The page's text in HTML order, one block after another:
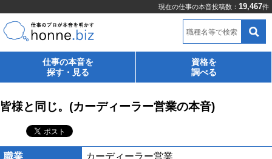
現在の仕事の本音投稿数： 19,467件
職種名等で検索
仕事の本音を
探す・見る
資格を
調べる
皆様と同じ。(カーディーラー営業の本音)
職業 カーディーラー営業